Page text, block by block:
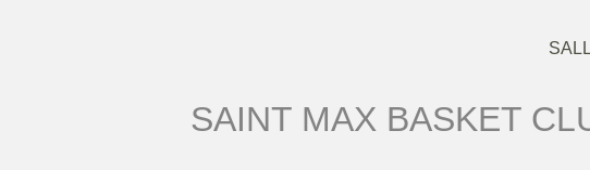
SAINT MAX BASKET